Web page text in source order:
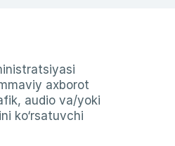
axborot
audio va/yoki
ko‘rsatuvchi